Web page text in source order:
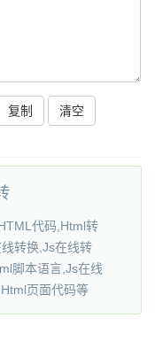
复制
代码,Html转
转换,Js在线转
脚本语言,Js在线
页面代码等